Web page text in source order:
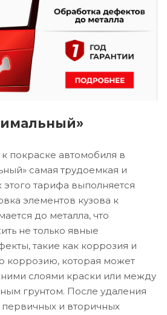
покраске автомобиля в
самая трудоемкая и
этого тарифа выполняется
элементов кузова к
до металла, что
не только явные
такие как коррозия и
коррозию, которая может
слоями краски или между
грунтом. После удаления
и вторичных